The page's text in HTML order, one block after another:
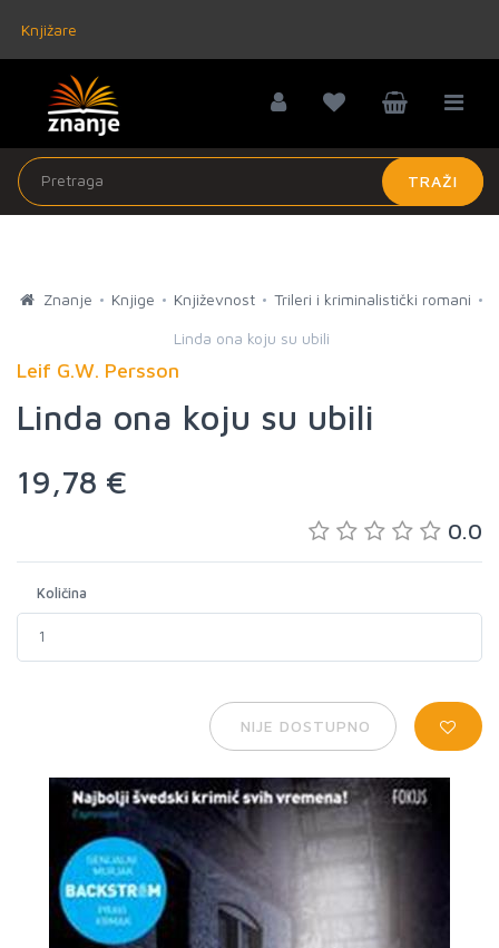
Knjižare
TRAŽI
Znanje Knjige Književnost Trileri i kriminalistički romani
Linda ona koju su ubili
Leif G.W. Persson
Linda ona koju su ubili
19,78 €
0.0
Količina
NIJE DOSTUPNO